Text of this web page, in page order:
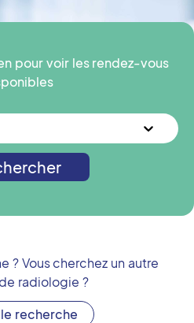
pour voir les rendez-vous
? Vous cherchez un autre
radiologie ?
recherche